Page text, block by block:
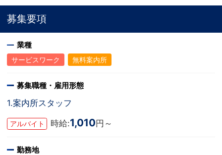
募集要項
業種
サービスワーク 無料案内所
募集職種・雇用形態
1.案内所スタッフ
アルバイト 時給:1,010円～
勤務地